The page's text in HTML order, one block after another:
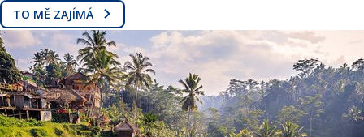
TO MĚ ZAJÍMÁ